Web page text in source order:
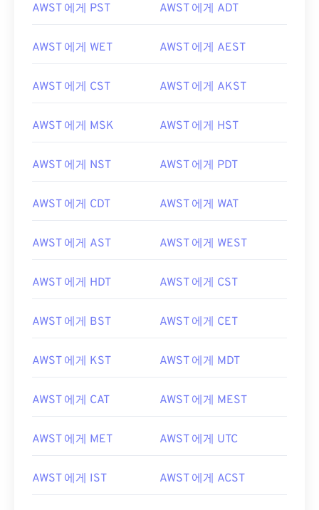
AWST 에게 PST AWST 에게 ADT
AWST 에게 WET AWST 에게 AEST
AWST 에게 CST AWST 에게 AKST
AWST 에게 MSK AWST 에게 HST
AWST 에게 NST AWST 에게 PDT
AWST 에게 CDT AWST 에게 WAT
AWST 에게 AST AWST 에게 WEST
AWST 에게 HDT AWST 에게 CST
AWST 에게 BST AWST 에게 CET
AWST 에게 KST AWST 에게 MDT
AWST 에게 CAT AWST 에게 MEST
AWST 에게 MET AWST 에게 UTC
AWST 에게 IST AWST 에게 ACST